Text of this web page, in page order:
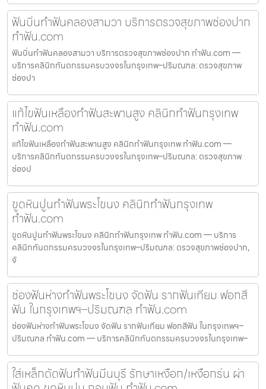
ฟันบิ่นทำฟันคลองสามวา บริการตรวจสุขภาพช่องปาก
ทำฟัน.com
ฟันบิ่นทำฟันคลองสามวา บริการตรวจสุขภาพช่องปาก ทำฟัน.com —
บริการคลินิกทันตกรรมครบวงจรในกรุงเทพ–ปริมณฑล: ตรวจสุขภาพ
ช่องปา
แก้ไขฟันเหลืองทำฟันสะพานสูง คลินิกทำฟันกรุงเทพ
ทำฟัน.com
แก้ไขฟันเหลืองทำฟันสะพานสูง คลินิกทำฟันกรุงเทพ ทำฟัน.com —
บริการคลินิกทันตกรรมครบวงจรในกรุงเทพ–ปริมณฑล: ตรวจสุขภาพ
ช่องป
ขูดหินปูนทำฟันพระโขนง คลินิกทำฟันกรุงเทพ
ทำฟัน.com
ขูดหินปูนทำฟันพระโขนง คลินิกทำฟันกรุงเทพ ทำฟัน.com — บริการ
คลินิกทันตกรรมครบวงจรในกรุงเทพ–ปริมณฑล: ตรวจสุขภาพช่องปาก,
จั
ช่องฟันห่างทำฟันพระโขนง จัดฟัน รากฟันเทียม ฟอกสี
ฟัน ในกรุงเทพฯ–ปริมณฑล ทำฟัน.com
ช่องฟันห่างทำฟันพระโขนง จัดฟัน รากฟันเทียม ฟอกสีฟัน ในกรุงเทพฯ–
ปริมณฑล ทำฟัน.com — บริการคลินิกทันตกรรมครบวงจรในกรุงเทพ–
ใส่เหล็กดัดฟันทำฟันมีนบุรี รักษาเหงือก/เหงือกร่น ผ่า